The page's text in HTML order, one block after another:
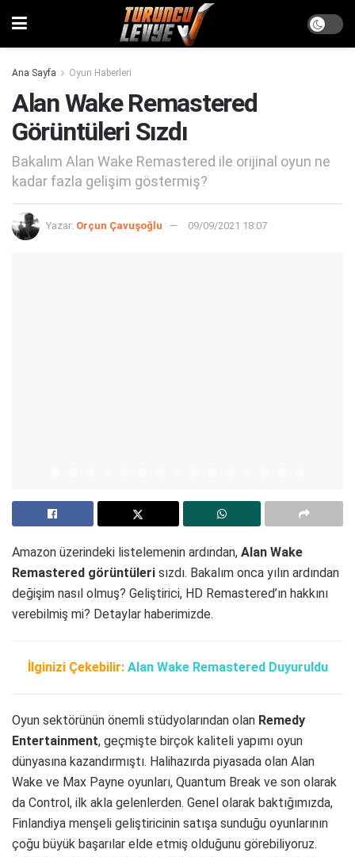
Ana Sayfa Oyun Haberleri
Alan Wake Remastered
Görüntüleri Sızdı
Bakalım Alan Wake Remastered ile orijinal oyun ne
kadar fazla gelişim göstermiş?
Yazar: Orçun Çavuşoğlu 09/09/2021 18:07
Amazon üzerindeki listelemenin ardından, Alan Wake
Remastered görüntüleri sızdı. Bakalım onca yılın ardından
değişim nasıl olmuş? Geliştirici, HD Remastered’ın hakkını
verebilmiş mi? Detaylar haberimizde.
İlginizi Çekebilir: Alan Wake Remastered Duyuruldu
Oyun sektörünün önemli stüdyolarından olan Remedy
Entertainment, geçmişte birçok kaliteli yapımı oyun
dünyasına kazandırmıştı. Halihazırda piyasada olan Alan
Wake ve Max Payne oyunları, Quantum Break ve son olarak
da Control, ilk akla gelenlerden. Genel olarak baktığımızda,
Finlandiya menşeli geliştiricinin satışa sunduğu oyunlarının
çoğu büyük başarılar elde etmiş olduğunu görebiliyoruz.